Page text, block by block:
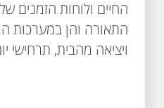
החיים ולוחות הזמנים
התאורה והן במערכות
ויציאה מהבית, תרחישי